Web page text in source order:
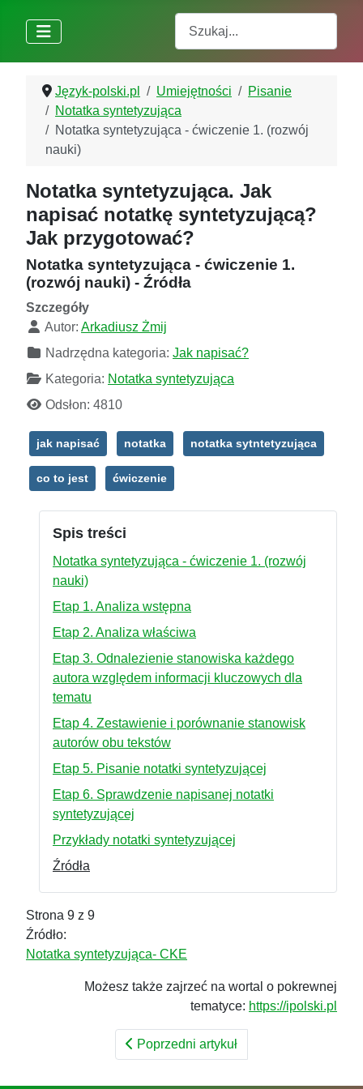
Język-polski.pl Umiejętności
Pisanie
Notatka syntetyzująca
Notatka syntetyzująca - ćwiczenie 1. (rozwój
nauki)
Notatka syntetyzująca. Jak
napisać notatkę syntetyzującą?
Jak przygotować?
Notatka syntetyzująca - ćwiczenie 1.
(rozwój nauki) - Źródła
Szczegóły
Autor: Arkadiusz Żmij
Nadrzędna kategoria: Jak napisać?
Kategoria: Notatka syntetyzująca
Odsłon: 4810
jak napisać notatka notatka sytntetyzująca
co to jest ćwiczenie
Spis treści
Notatka syntetyzująca - ćwiczenie 1. (rozwój
nauki)
Etap 1. Analiza wstępna
Etap 2. Analiza właściwa
Etap 3. Odnalezienie stanowiska każdego
autora względem informacji kluczowych dla
tematu
Etap 4. Zestawienie i porównanie stanowisk
autorów obu tekstów
Etap 5. Pisanie notatki syntetyzującej
Etap 6. Sprawdzenie napisanej notatki
syntetyzującej
Przykłady notatki syntetyzującej
Źródła
Strona 9 z 9
Źródło:
Notatka syntetyzująca- CKE
Możesz także zajrzeć na wortal o pokrewnej
tematyce: https://ipolski.pl
Poprzedni artykuł